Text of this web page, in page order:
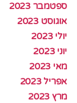
ספטמבר 2023
אוגוסט 2023
יולי 2023
יוני 2023
מאי 2023
אפריל 2023
מרץ 2023